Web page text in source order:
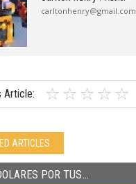
carltonhenry@gmail.com
Article:
ARTICLES
POR TUS